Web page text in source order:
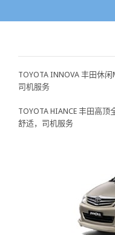
TOYOTA INNOVA 丰田休
司机服务
TOYOTA HIANCE 丰田高
舒适，司机服务